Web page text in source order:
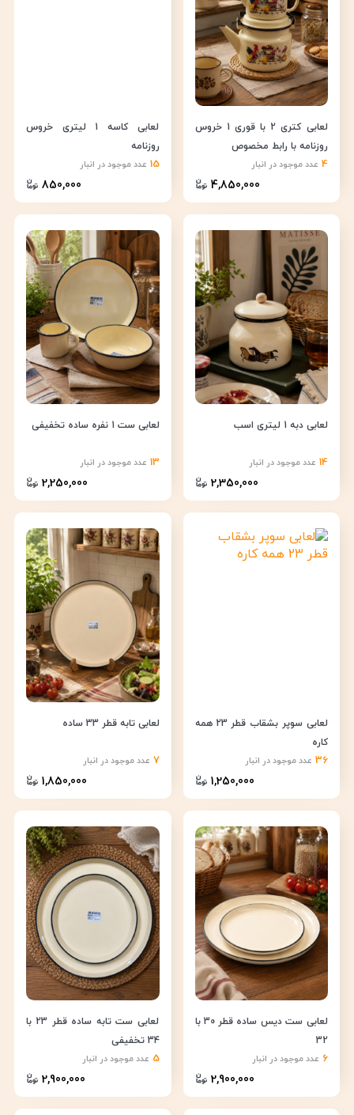
4 عدد موجود در انبار
لعابی کتری 2 با قوری 1 خروس
روزنامه با رابط مخصوص
4,850,000
15 عدد موجود در انبار
لعابی کاسه 1 لیتری خروس
روزنامه
850,000
14 عدد موجود در انبار
لعابی دبه 1 لیتری اسب
2,350,000
13 عدد موجود در انبار
لعابی ست 1 نفره ساده تخفیفی
2,250,000
36 عدد موجود در انبار
لعابی سوپر بشقاب قطر 23 همه
کاره
1,250,000
7 عدد موجود در انبار
لعابی تابه قطر 33 ساده
1,850,000
6 عدد موجود در انبار
لعابی ست دیس ساده قطر 30 با
32
2,900,000
5 عدد موجود در انبار
لعابی ست تابه ساده قطر 23 با
34 تخفیفی
2,900,000